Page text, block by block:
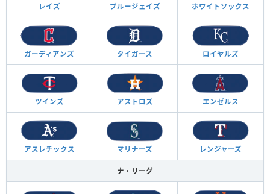
レイズ ブルージェイズ ホワイトソックス
ガーディアンズ タイガース ロイヤルズ
ツインズ アストロズ エンゼルス
アスレチックス マリナーズ レンジャーズ
ナ・リーグ